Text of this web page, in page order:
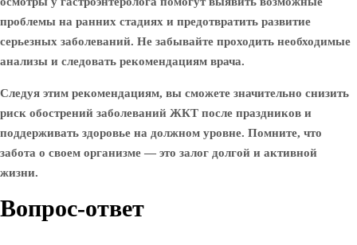
проблемы на ранних стадиях и предотвратить развитие
серьезных заболеваний. Не забывайте проходить необходимые
анализы и следовать рекомендациям врача.
Следуя этим рекомендациям, вы сможете значительно снизить
риск обострений заболеваний ЖКТ после праздников и
поддерживать здоровье на должном уровне. Помните, что
забота о своем организме — это залог долгой и активной
жизни.
Вопрос-ответ